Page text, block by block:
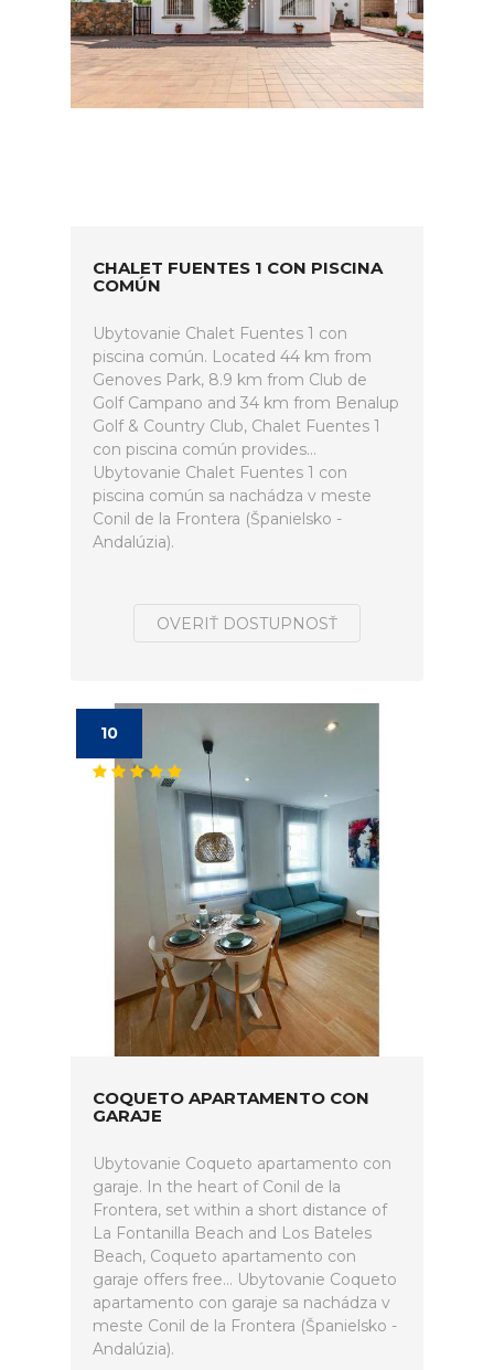
CHALET FUENTES 1 CON PISCINA
COMÚN
Ubytovanie Chalet Fuentes 1 con
piscina común. Located 44 km from
Genoves Park, 8.9 km from Club de
Golf Campano and 34 km from Benalup
Golf & Country Club, Chalet Fuentes 1
con piscina común provides...
Ubytovanie Chalet Fuentes 1 con
piscina común sa nachádza v meste
Conil de la Frontera (Španielsko -
Andalúzia).
OVERIŤ DOSTUPNOSŤ
10
COQUETO APARTAMENTO CON
GARAJE
Ubytovanie Coqueto apartamento con
garaje. In the heart of Conil de la
Frontera, set within a short distance of
La Fontanilla Beach and Los Bateles
Beach, Coqueto apartamento con
garaje offers free... Ubytovanie Coqueto
apartamento con garaje sa nachádza v
meste Conil de la Frontera (Španielsko -
Andalúzia).